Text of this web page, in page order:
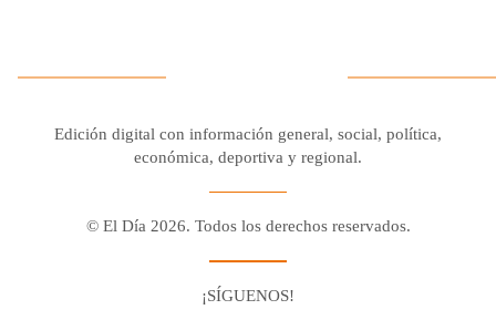
Edición digital con información general, social, política,
económica, deportiva y regional.
© El Día 2026. Todos los derechos reservados.
¡SÍGUENOS!